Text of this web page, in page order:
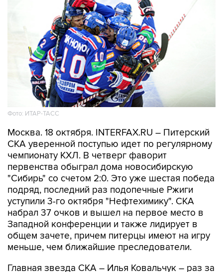
Фото: ИТАР-ТАСС
Москва. 18 октября. INTERFAX.RU – Питерский
СКА уверенной поступью идет по регулярному
чемпионату КХЛ. В четверг фаворит
первенства обыграл дома новосибирскую
"Сибирь" со счетом 2:0. Это уже шестая победа
подряд, последний раз подопечные Ржиги
уступили 3-го октября "Нефтехимику". СКА
набрал 37 очков и вышел на первое место в
Западной конференции и также лидирует в
общем зачете, причем питерцы имеют на игру
меньше, чем ближайшие преследователи.
Главная звезда СКА – Илья Ковальчук – раз за